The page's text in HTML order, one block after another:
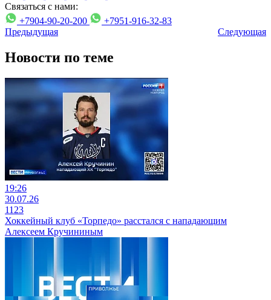
Связаться с нами:
+7904-90-20-200
+7951-916-32-83
Предыдущая
Следующая
Новости по теме
19:26
30.07.26
1123
Хоккейный клуб «Торпедо» расстался с нападающим
Алексеем Кручининым